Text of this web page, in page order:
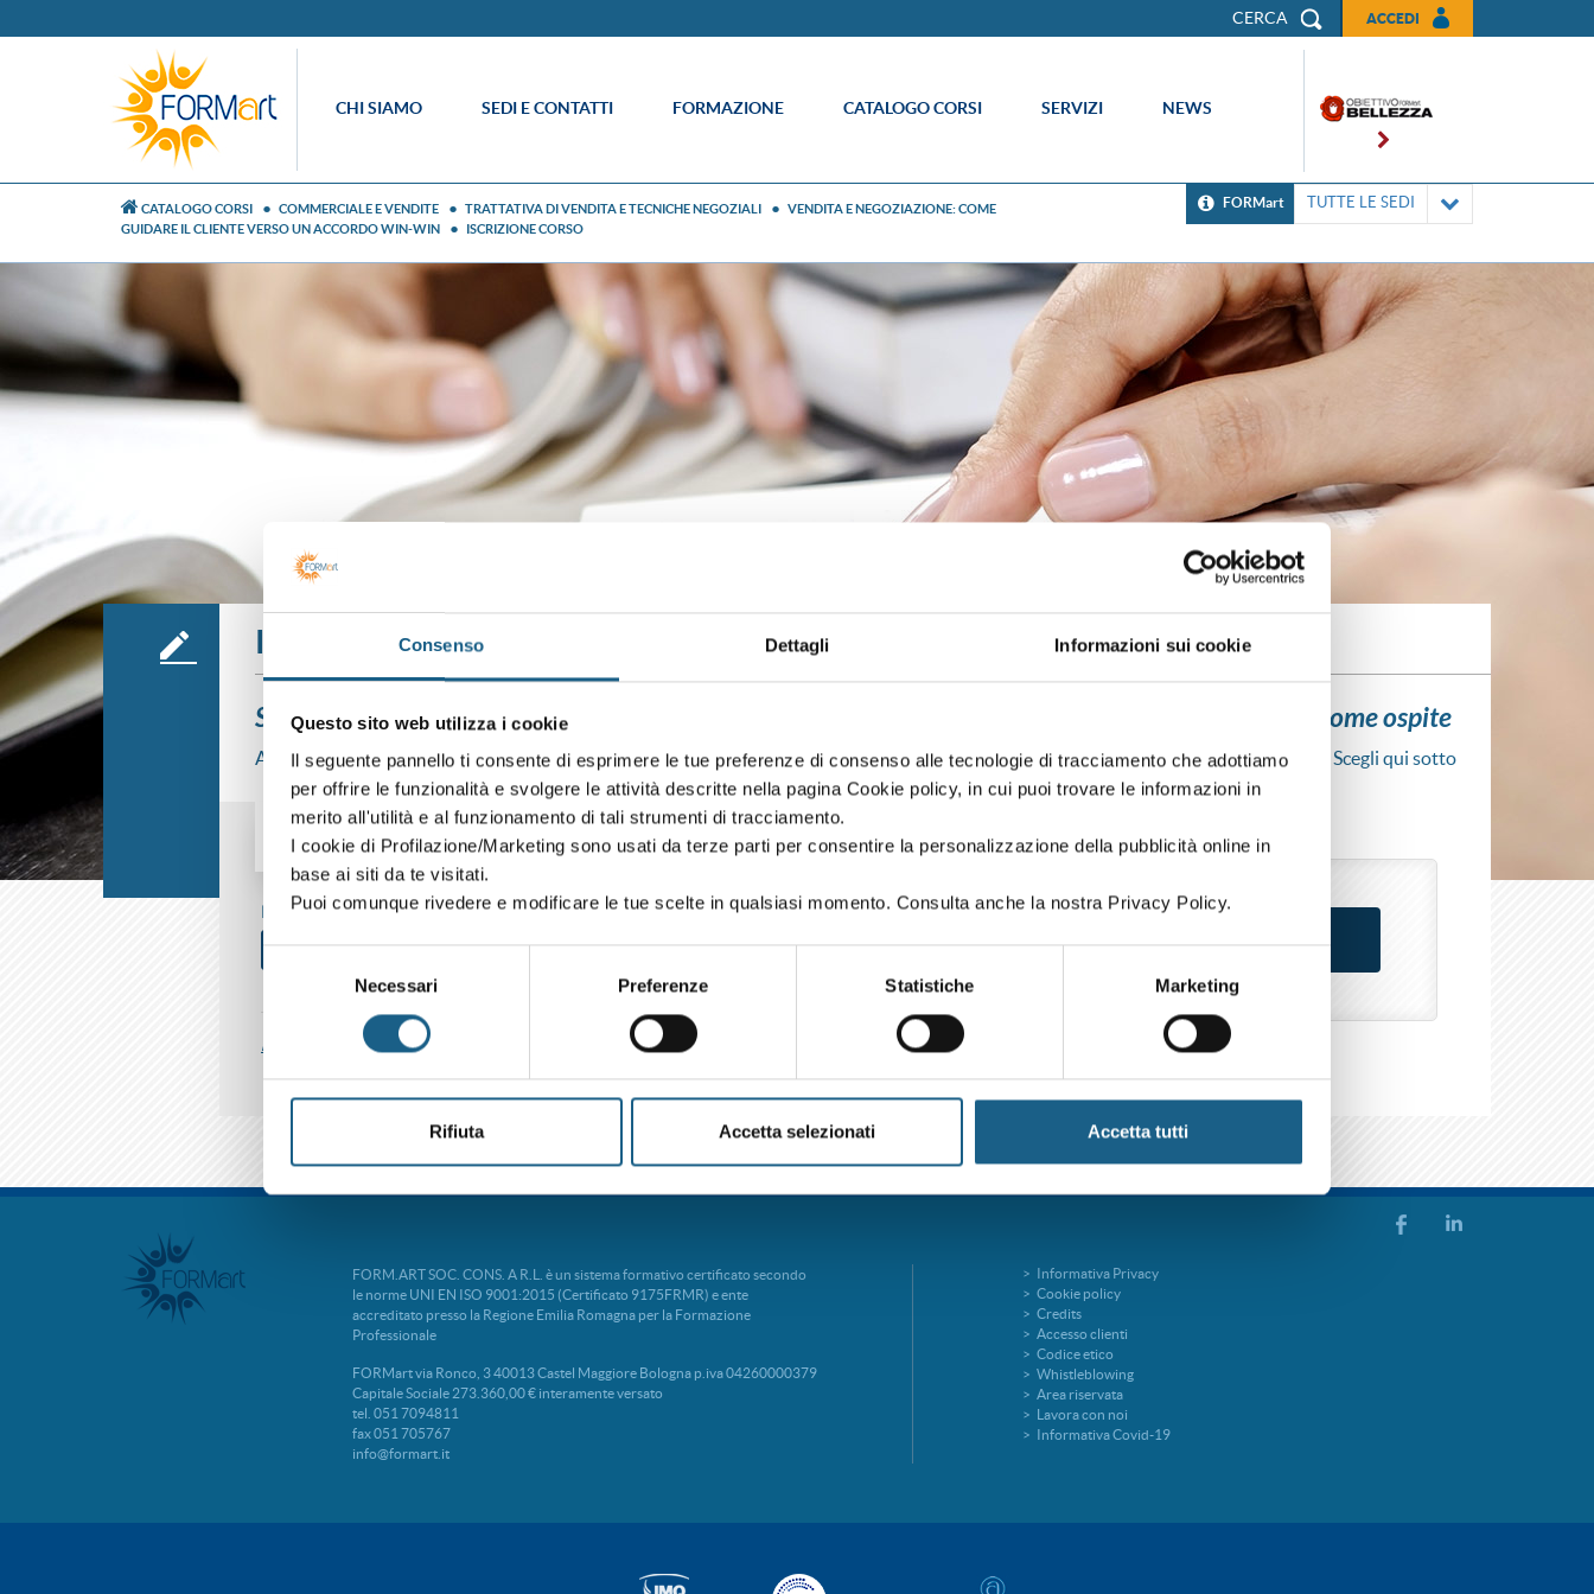
Consenso Dettagli Informazioni sui cookie
Questo sito web utilizza i cookie
Il seguente pannello ti consente di esprimere le tue preferenze di consenso alle tecnologie di tracciamento che adottiamo
per offrire le funzionalità e svolgere le attività descritte nella pagina Cookie policy, in cui puoi trovare le informazioni in
merito all'utilità e al funzionamento di tali strumenti di tracciamento.
I cookie di Profilazione/Marketing sono usati da terze parti per consentire la personalizzazione della pubblicità online in
base ai siti da te visitati.
Puoi comunque rivedere e modificare le tue scelte in qualsiasi momento. Consulta anche la nostra Privacy Policy.
Necessari Preferenze Statistiche Marketing
Rifiuta Accetta selezionati Accetta tutti
ACCEDI
CERCA
CHI SIAMO SEDI E CONTATTI FORMAZIONE CATALOGO CORSI SERVIZI NEWS
FORMart TUTTE LE SEDI
CATALOGO CORSI COMMERCIALE E VENDITE TRATTATIVA DI VENDITA E TECNICHE NEGOZIALI
VENDITA E NEGOZIAZIONE: COME
GUIDARE IL CLIENTE VERSO UN ACCORDO WIN-WIN
ISCRIZIONE CORSO
Iscrizione
Sei già cliente?
Accedi con le credenziali che hai già creato in fase di iscrizione:
AZIENDA PRIVATO
P. IVA PASSWORD (minimo 8 caratteri)
Oppure prosegui l'iscrizione al corso come ospite
Puoi proseguire l'iscrizione al corso senza fare login. Scegli qui sotto
se iscriverti al corso come azienda o come privato.
FORM.ART SOC. CONS. A R.L. è un sistema formativo certificato secondo
le norme UNI EN ISO 9001:2015 (Certificato 9175FRMR) e ente
accreditato presso la Regione Emilia Romagna per la Formazione
Professionale
FORMart via Ronco, 3 40013 Castel Maggiore Bologna p.iva 04260000379
Capitale Sociale 273.360,00 € interamente versato
tel. 051 7094811
fax 051 705767
info@formart.it
Informativa Privacy
Cookie policy
Credits
Accesso clienti
Codice etico
Whistleblowing
Area riservata
Lavora con noi
Informativa Covid-19